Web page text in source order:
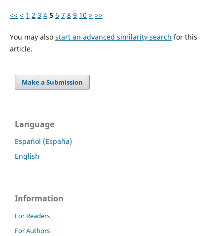
<< < 1 2 3 4 5 6 7 8 9 10 > >>
You may also start an advanced similarity search for this
article.
Make a Submission
Language
Español (España)
English
Information
For Readers
For Authors